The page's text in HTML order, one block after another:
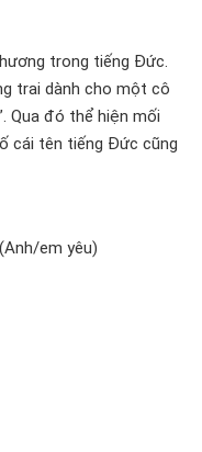
trong tiếng Đức.
trai dành cho một cô
Qua đó thể hiện mối
cái tên tiếng Đức cũng
em yêu)